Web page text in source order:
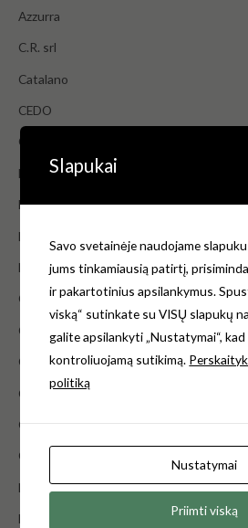
Azzurra
C.R. srl
Catalano
CEDO
Cersanit
Deante
Duravit
Faneco
Flaminia
Galassia
Geberit
Globo
Grohe
GSG Ceramic Design
Gustavsberg
Hansgrohe
Hatria
Slapukai
Savo svetainėje naudojame
jums tinkamiausią patirtį,
ir pakartotinius apsilankymus.
viską“ sutinkate su VISŲ slapukų
galite apsilankyti „Nustatymai“,
kontroliuojamą sutikimą.
politiką
Nustatymai
Priimti viską